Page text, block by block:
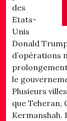
des
Etats-
Unis
Donald
d’opérations
le
Plusieurs
que Teheran,
Kermanshah.